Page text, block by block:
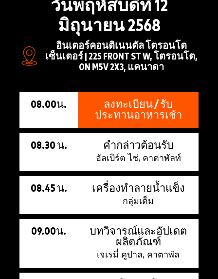
วันพฤหัสบดีที่ 12
มิถุนายน 2568
อินเตอร์คอนติเนนตัล โตรอนโต
เซ็นเตอร์ | 225 FRONT ST W, โตรอนโต,
ON M5V 2X3, แคนาดา
08.00น.
ลงทะเบียน / รับ
ประทานอาหารเช้า
08.30 น. คำกล่าวต้อนรับ
อัลเบิร์ต ไช่, คาตาพัลท์
08.45 น. เครื่องทำลายน้ำแข็ง
กลุ่มเต็ม
09.00น.
บทวิจารณ์และอัปเดต
ผลิตภัณฑ์
เจเรมี่ คูปาล, คาตาพัล